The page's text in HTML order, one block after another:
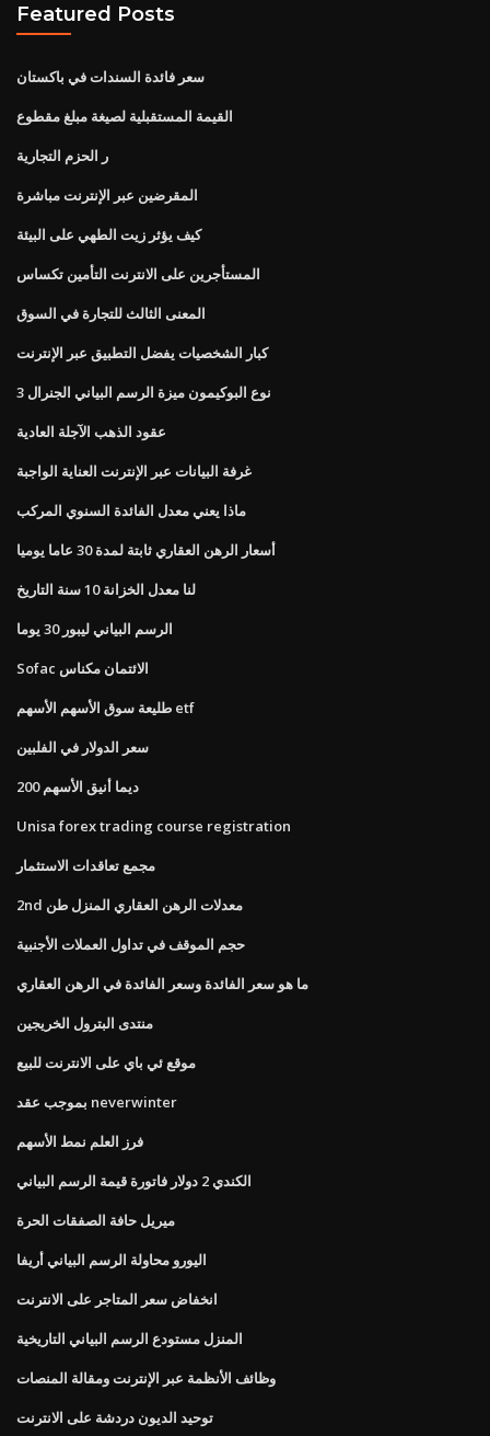
Featured Posts
سعر فائدة السندات في باكستان
القيمة المستقبلية لصيغة مبلغ مقطوع
ر الحزم التجارية
المقرضين عبر الإنترنت مباشرة
كيف يؤثر زيت الطهي على البيئة
المستأجرين على الانترنت التأمين تكساس
المعنى الثالث للتجارة في السوق
كبار الشخصيات يفضل التطبيق عبر الإنترنت
نوع البوكيمون ميزة الرسم البياني الجنرال 3
عقود الذهب الآجلة العادية
غرفة البيانات عبر الإنترنت العناية الواجبة
ماذا يعني معدل الفائدة السنوي المركب
أسعار الرهن العقاري ثابتة لمدة 30 عاما يوميا
لنا معدل الخزانة 10 سنة التاريخ
الرسم البياني ليبور 30 ​​يوما
Sofac الائتمان مكناس
طليعة سوق الأسهم الأسهم etf
سعر الدولار في الفلبين
200 ديما أنيق الأسهم
Unisa forex trading course registration
مجمع تعاقدات الاستثمار
2nd معدلات الرهن العقاري المنزل طن
حجم الموقف في تداول العملات الأجنبية
ما هو سعر الفائدة وسعر الفائدة في الرهن العقاري
منتدى البترول الخريجين
موقع ئي باي على الانترنت للبيع
بموجب عقد neverwinter
فرز العلم نمط الأسهم
الكندي 2 دولار فاتورة قيمة الرسم البياني
ميريل حافة الصفقات الحرة
اليورو محاولة الرسم البياني أريفا
انخفاض سعر المتاجر على الانترنت
المنزل مستودع الرسم البياني التاريخية
وظائف الأنظمة عبر الإنترنت ومقالة المنصات
توحيد الديون دردشة على الانترنت